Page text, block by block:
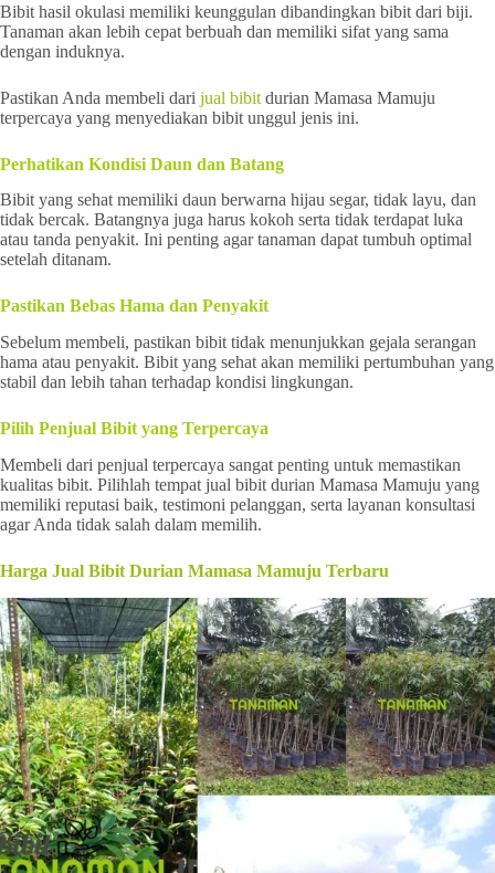
Bibit hasil okulasi memiliki keunggulan dibandingkan bibit dari biji.
Tanaman akan lebih cepat berbuah dan memiliki sifat yang sama
dengan induknya.
Pastikan Anda membeli dari jual bibit durian Mamasa Mamuju
terpercaya yang menyediakan bibit unggul jenis ini.
Perhatikan Kondisi Daun dan Batang
Bibit yang sehat memiliki daun berwarna hijau segar, tidak layu, dan
tidak bercak. Batangnya juga harus kokoh serta tidak terdapat luka
atau tanda penyakit. Ini penting agar tanaman dapat tumbuh optimal
setelah ditanam.
Pastikan Bebas Hama dan Penyakit
Sebelum membeli, pastikan bibit tidak menunjukkan gejala serangan
hama atau penyakit. Bibit yang sehat akan memiliki pertumbuhan yang
stabil dan lebih tahan terhadap kondisi lingkungan.
Pilih Penjual Bibit yang Terpercaya
Membeli dari penjual terpercaya sangat penting untuk memastikan
kualitas bibit. Pilihlah tempat jual bibit durian Mamasa Mamuju yang
memiliki reputasi baik, testimoni pelanggan, serta layanan konsultasi
agar Anda tidak salah dalam memilih.
Harga Jual Bibit Durian Mamasa Mamuju Terbaru